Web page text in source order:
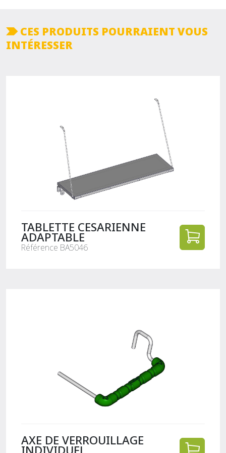
CES PRODUITS POURRAIENT VOUS
INTÉRESSER
TABLETTE CESARIENNE
ADAPTABLE
Référence BA5046
AXE DE VERROUILLAGE